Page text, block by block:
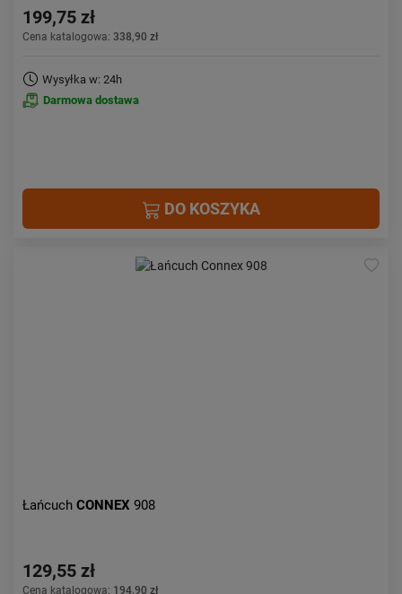
199,75 zł
Cena katalogowa: 338,90 zł
Wysyłka w: 24h
Darmowa dostawa
DO KOSZYKA
Łańcuch CONNEX 908
129,55 zł
Cena katalogowa: 194,90 zł